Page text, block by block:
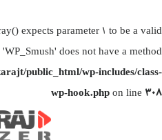
expects parameter 1 to be a valid
does not have a method
public_html/wp-includes/class-
wp-hook.phpon line 308